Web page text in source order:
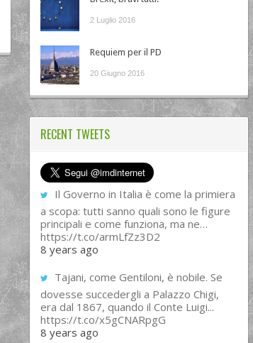
2 Luglio 2016
Requiem per il PD
20 Giugno 2016
RECENT TWEETS
Il Governo in Italia è come la primiera
a scopa: tutti sanno quali sono le figure
principali e come funziona, ma ne…
https://t.co/armLfZz3D2
8 years ago
Tajani, come Gentiloni, è nobile. Se
dovesse succedergli a Palazzo Chigi,
era dal 1867, quando il Conte Luigi...
https://t.co/x5gCNARpgG
8 years ago